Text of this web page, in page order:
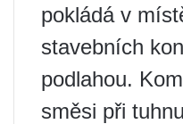
pokládá v
stavebních
podlahou.
směsi při